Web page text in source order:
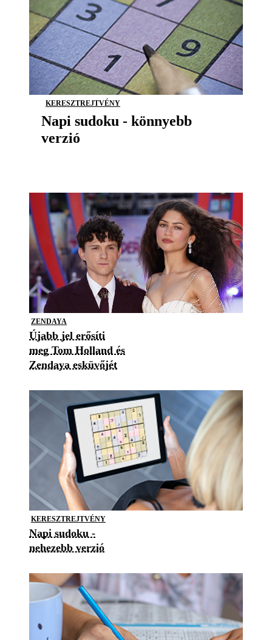
KERESZTREJTVÉNY
Napi sudoku - könnyebb
verzió
ZENDAYA
Újabb jel erősíti
meg Tom Holland és
Zendaya esküvőjét
KERESZTREJTVÉNY
Napi sudoku -
nehezebb verzió